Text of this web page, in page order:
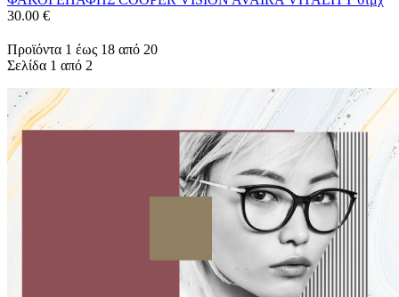
30.00 €
Προϊόντα 1 έως 18 από 20
Σελίδα 1 από 2